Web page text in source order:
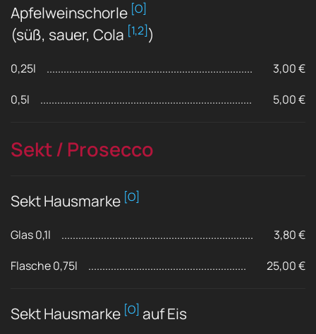
Apfelweinschorle [O]
(süß, sauer, Cola [1,2])
0,25l
3,00 €
0,5l
5,00 €
Sekt / Prosecco
Sekt Hausmarke [O]
Glas 0,1l
3,80 €
Flasche 0,75l
25,00 €
Sekt Hausmarke [O] auf Eis